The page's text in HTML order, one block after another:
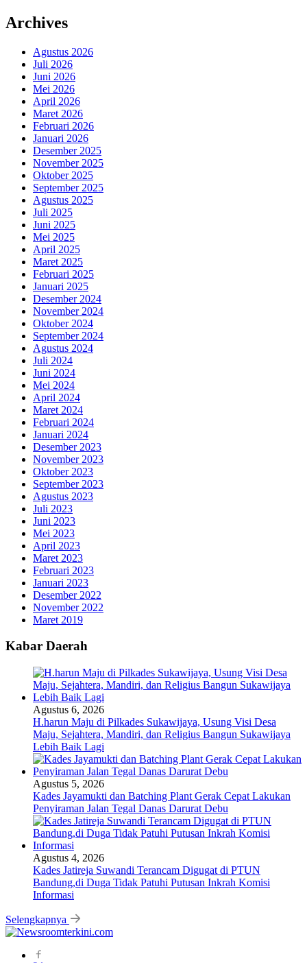
Archives
Agustus 2026
Juli 2026
Juni 2026
Mei 2026
April 2026
Maret 2026
Februari 2026
Januari 2026
Desember 2025
November 2025
Oktober 2025
September 2025
Agustus 2025
Juli 2025
Juni 2025
Mei 2025
April 2025
Maret 2025
Februari 2025
Januari 2025
Desember 2024
November 2024
Oktober 2024
September 2024
Agustus 2024
Juli 2024
Juni 2024
Mei 2024
April 2024
Maret 2024
Februari 2024
Januari 2024
Desember 2023
November 2023
Oktober 2023
September 2023
Agustus 2023
Juli 2023
Juni 2023
Mei 2023
April 2023
Maret 2023
Februari 2023
Januari 2023
Desember 2022
November 2022
Maret 2019
Kabar Daerah
Agustus 6, 2026
H.harun Maju di Pilkades Sukawijaya, Usung Visi Desa
Maju, Sejahtera, Mandiri, dan Religius Bangun Sukawijaya
Lebih Baik Lagi
Agustus 5, 2026
Kades Jayamukti dan Batching Plant Gerak Cepat Lakukan
Penyiraman Jalan Tegal Danas Darurat Debu
Agustus 4, 2026
Kades Jatireja Suwandi Terancam Digugat di PTUN
Bandung,di Duga Tidak Patuhi Putusan Inkrah Komisi
Informasi
Selengkapnya